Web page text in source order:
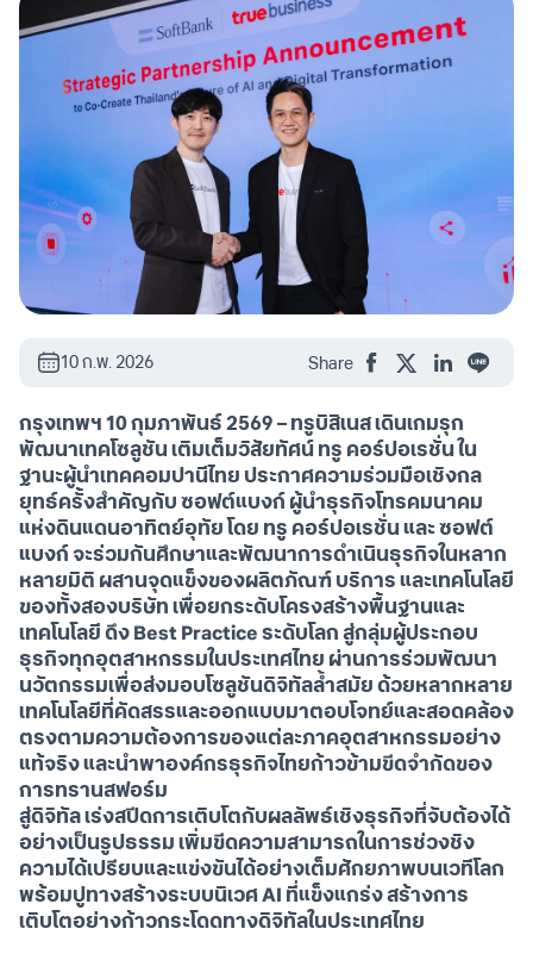
10 ก.พ. 2026 Share
กรุงเทพฯ 10 กุมภาพันธ์ 2569 – ทรูบิสิเนส เดินเกมรุก
พัฒนาเทคโซลูชัน เติมเต็มวิสัยทัศน์ ทรู คอร์ปอเรชั่น ใน
ฐานะผู้นำเทคคอมปานีไทย ประกาศความร่วมมือเชิงกล
ยุทธ์ครั้งสำคัญกับ ซอฟต์แบงก์ ผู้นำธุรกิจโทรคมนาคม
แห่งดินแดนอาทิตย์อุทัย โดย ทรู คอร์ปอเรชั่น และ ซอฟต์
แบงก์ จะร่วมกันศึกษาและพัฒนาการดำเนินธุรกิจในหลาก
หลายมิติ ผสานจุดแข็งของผลิตภัณฑ์ บริการ และเทคโนโลยี
ของทั้งสองบริษัท เพื่อยกระดับโครงสร้างพื้นฐานและ
เทคโนโลยี ดึง Best Practice ระดับโลก สู่กลุ่มผู้ประกอบ
ธุรกิจทุกอุตสาหกรรมในประเทศไทย ผ่านการร่วมพัฒนา
นวัตกรรมเพื่อส่งมอบโซลูชันดิจิทัลล้ำสมัย ด้วยหลากหลาย
เทคโนโลยีที่คัดสรรและออกแบบมาตอบโจทย์และสอดคล้อง
ตรงตามความต้องการของแต่ละภาคอุตสาหกรรมอย่าง
แท้จริง และนำพาองค์กรธุรกิจไทยก้าวข้ามขีดจำกัดของ
การทรานสฟอร์ม
สู่ดิจิทัล เร่งสปีดการเติบโตกับผลลัพธ์เชิงธุรกิจที่จับต้องได้
อย่างเป็นรูปธรรม เพิ่มขีดความสามารถในการช่วงชิง
ความได้เปรียบและแข่งขันได้อย่างเต็มศักยภาพบนเวทีโลก
พร้อมปูทางสร้างระบบนิเวศ AI ที่แข็งแกร่ง สร้างการ
เติบโตอย่างก้าวกระโดดทางดิจิทัลในประเทศไทย